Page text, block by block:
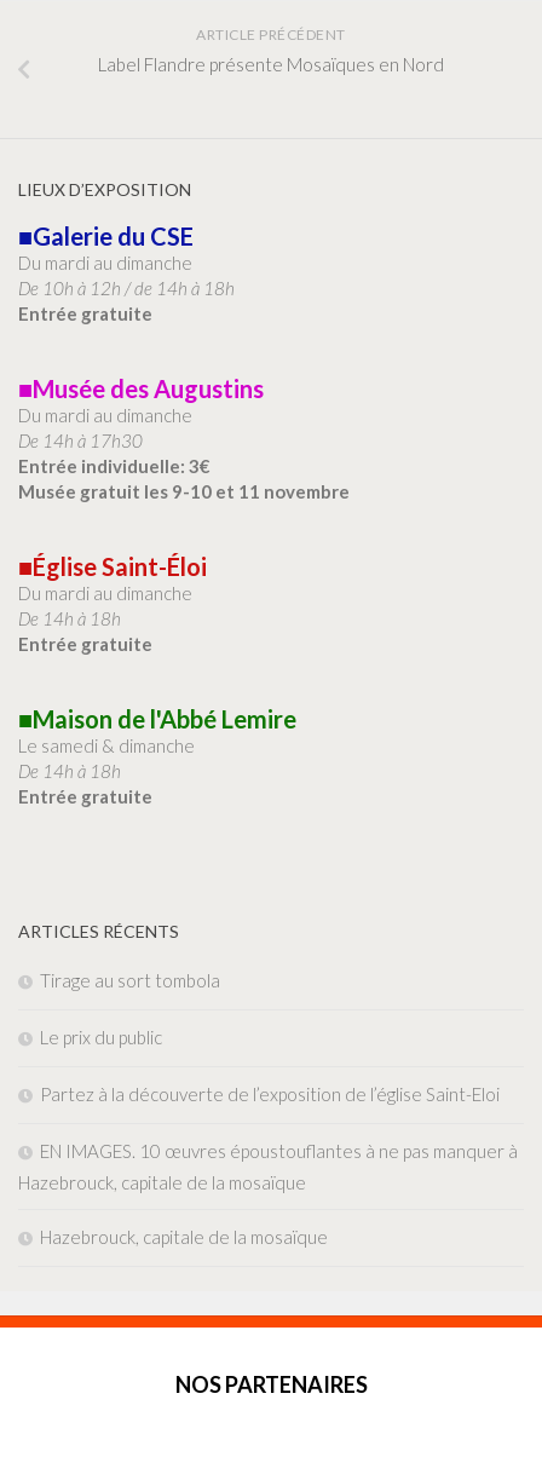
ARTICLE PRÉCÉDENT
Label Flandre présente Mosaïques en Nord
LIEUX D’EXPOSITION
■Galerie du CSE
Du mardi au dimanche
De 10h à 12h / de 14h à 18h
Entrée gratuite
■Musée des Augustins
Du mardi au dimanche
De 14h à 17h30
Entrée individuelle: 3€
Musée gratuit les 9-10 et 11 novembre
■Église Saint-Éloi
Du mardi au dimanche
De 14h à 18h
Entrée gratuite
■Maison de l'Abbé Lemire
Le samedi & dimanche
De 14h à 18h
Entrée gratuite
ARTICLES RÉCENTS
Tirage au sort tombola
Le prix du public
Partez à la découverte de l’exposition de l’église Saint-Eloi
EN IMAGES. 10 œuvres époustouflantes à ne pas manquer à
Hazebrouck, capitale de la mosaïque
Hazebrouck, capitale de la mosaïque
NOS PARTENAIRES